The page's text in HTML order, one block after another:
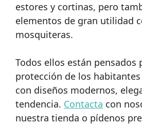
estores y cortinas, pero
elementos de gran utilidad
mosquiteras.
Todos ellos están pensados
protección de los habitantes
con diseños modernos,
tendencia. Contacta con
nuestra tienda o pídenos